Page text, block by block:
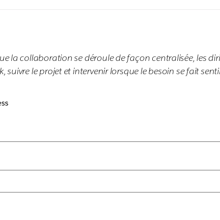
la collaboration se déroule de façon centralisée, les
le projet et intervenir lorsque le besoin se fait